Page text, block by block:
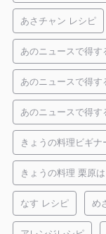
あさチャン レシピ
あのニュースで得す
あのニュースで得す
あのニュースで得
きょうの料理ビギナ
きょうの料理 栗原
なす レシピ め